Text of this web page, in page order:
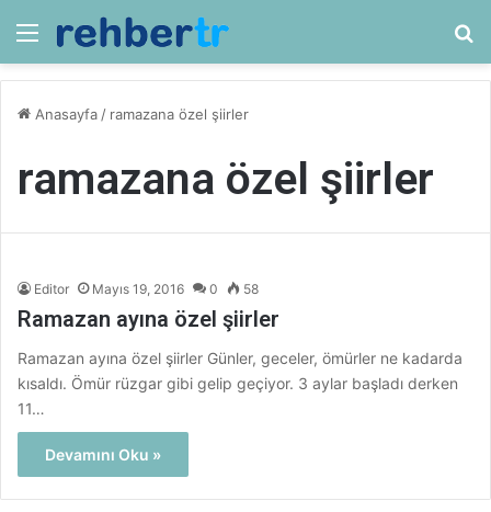
Menü
Anasayfa / ramazana özel şiirler
ramazana özel şiirler
Editor Mayıs 19, 2016 0 58
Ramazan ayına özel şiirler
Ramazan ayına özel şiirler Günler, geceler, ömürler ne kadarda
kısaldı. Ömür rüzgar gibi gelip geçiyor. 3 aylar başladı derken
11…
Devamını Oku »